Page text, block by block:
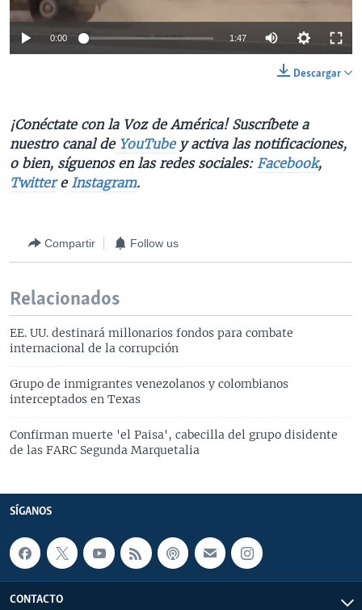
0:00 1:47
Descargar
¡Conéctate con la Voz de América! Suscríbete a
nuestro canal deYouTubey activa las notificaciones,
o bien, síguenos en las redes sociales: Facebook,
Twittere Instagram.
Compartir Follow us
Relacionados
EE. UU. destinará millonarios fondos para combate
internacional de la corrupción
Grupo de inmigrantes venezolanos y colombianos
interceptados en Texas
Confirman muerte 'el Paisa', cabecilla del grupo disidente
de las FARC Segunda Marquetalia
SÍGANOS
CONTACTO